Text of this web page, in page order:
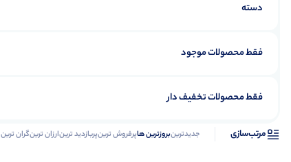
دسته
فقط محصولات موجود
فقط محصولات تخفیف دار
مرتب‌سازی جدیدترینبروزترین هاپرفروش ترینپربازدید ترینارزان ترینگران ترین